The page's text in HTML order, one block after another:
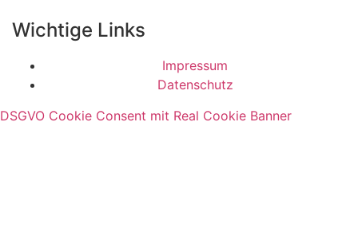
Wichtige Links
Impressum
Datenschutz
DSGVO Cookie Consent mit Real Cookie Banner